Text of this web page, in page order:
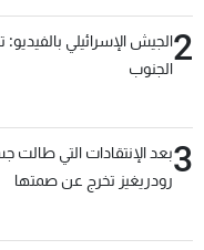
2الجيش الإسرائيلي
الجنوب
3بعد الإنتقادات التي طالت
رودريغيز تخرج عن صمتها